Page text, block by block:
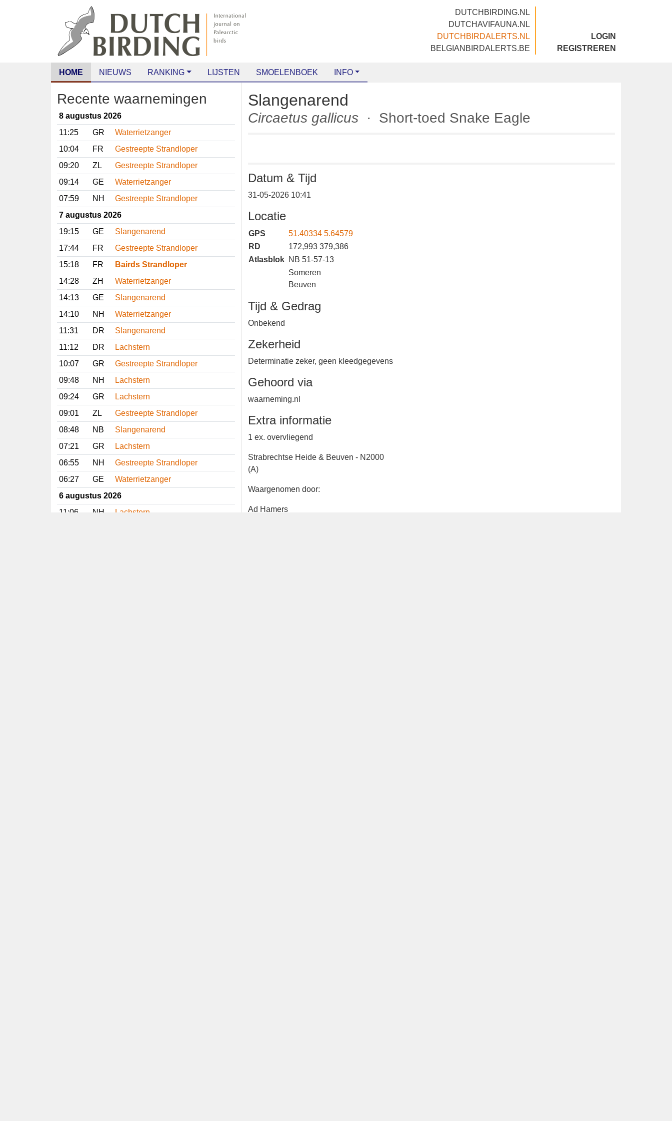
DUTCHBIRDING.NL
DUTCHAVIFAUNA.NL
DUTCHBIRDALERTS.NL
BELGIANBIRDALERTS.BE
LOGIN
REGISTREREN
HOME NIEUWS RANKING LIJSTEN SMOELENBOEK INFO
Recente waarnemingen
8 augustus 2026
11:25
GR
Waterrietzanger
10:04
FR
Gestreepte Strandloper
09:20
ZL
Gestreepte Strandloper
09:14
GE
Waterrietzanger
07:59
NH
Gestreepte Strandloper
7 augustus 2026
19:15
GE
Slangenarend
17:44
FR
Gestreepte Strandloper
15:18
FR
Bairds Strandloper
14:28
ZH
Waterrietzanger
14:13
GE
Slangenarend
14:10
NH
Waterrietzanger
11:31
DR
Slangenarend
11:12
DR
Lachstern
10:07
GR
Gestreepte Strandloper
09:48
NH
Lachstern
09:24
GR
Lachstern
09:01
ZL
Gestreepte Strandloper
08:48
NB
Slangenarend
07:21
GR
Lachstern
06:55
NH
Gestreepte Strandloper
06:27
GE
Waterrietzanger
6 augustus 2026
11:06
NH
Lachstern
Slangenarend
Circaetus gallicus · Short-toed Snake Eagle
Datum & Tijd
31-05-2026 10:41
Locatie
GPS
51.40334 5.64579
RD
172,993 379,386
Atlasblok NB 51-57-13
Someren
Beuven
Tijd & Gedrag
Onbekend
Zekerheid
Determinatie zeker, geen
Gehoord via
Extra informatie
Strabrechtse Heide & Beuven - N2000